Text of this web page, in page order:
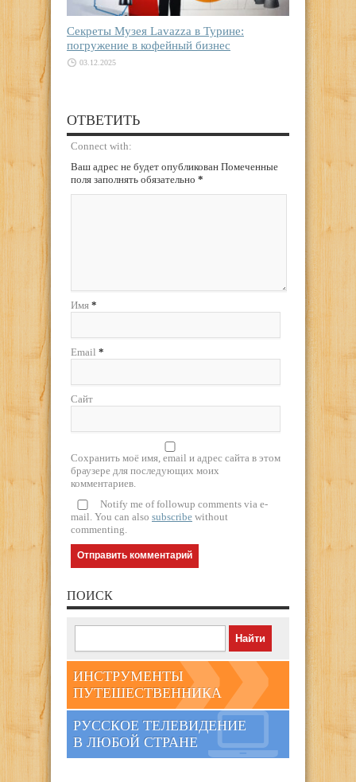
Секреты Музея Lavazza в Турине:
погружение в кофейный бизнес
03.12.2025
ОТВЕТИТЬ
Connect with:
Ваш адрес не будет опубликован Помеченные
поля заполнять обязательно *
Имя *
Email *
Сайт
Сохранить моё имя, email и адрес сайта в этом
браузере для последующих моих
комментариев.
Notify me of followup comments via e-
mail. You can also subscribe without
commenting.
ПОИСК
ИНСТРУМЕНТЫ
ПУТЕШЕСТВЕННИКА
РУССКОЕ ТЕЛЕВИДЕНИЕ
В ЛЮБОЙ СТРАНЕ